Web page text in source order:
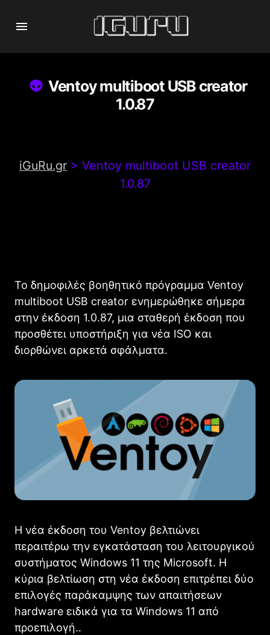
Ventoy multiboot USB creator
1.0.87
iGuRu.gr > Ventoy multiboot USB creator
1.0.87
Το δημοφιλές βοηθητικό πρόγραμμα Ventoy
multiboot USB creator ενημερώθηκε σήμερα
στην έκδοση 1.0.87, μια σταθερή έκδοση που
προσθέτει υποστήριξη για νέα ISO και
διορθώνει αρκετά σφάλματα.
Η νέα έκδοση του Ventoy βελτιώνει
περαιτέρω την εγκατάσταση του λειτουργικού
συστήματος Windows 11 της Microsoft. Η
κύρια βελτίωση στη νέα έκδοση επιτρέπει δύο
επιλογές παράκαμψης των απαιτήσεων
hardware ειδικά για τα Windows 11 από
προεπιλογή..